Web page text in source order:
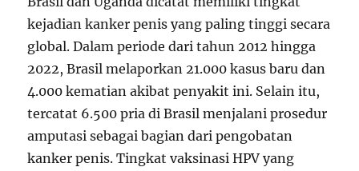
kejadian kanker penis yang paling tinggi secara
global. Dalam periode dari tahun 2012 hingga
2022, Brasil melaporkan 21.000 kasus baru dan
4.000 kematian akibat penyakit ini. Selain itu,
tercatat 6.500 pria di Brasil menjalani prosedur
amputasi sebagai bagian dari pengobatan
kanker penis. Tingkat vaksinasi HPV yang